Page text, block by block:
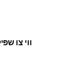
ווי צו